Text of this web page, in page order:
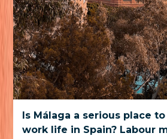
Is Málaga a serious place
work life in Spain? Labour